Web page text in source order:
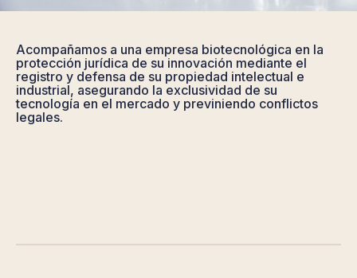
Acompañamos a una empresa biotecnológica en la
protección jurídica de su innovación mediante el
registro y defensa de su propiedad intelectual e
industrial, asegurando la exclusividad de su
tecnología en el mercado y previniendo conflictos
legales.